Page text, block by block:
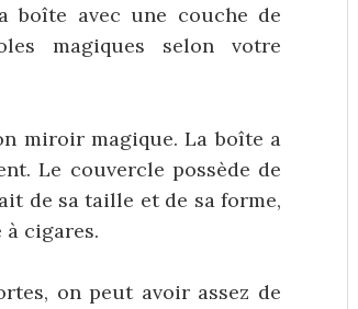
boîte avec une couche de
magiques selon votre
miroir magique. La boîte a
Le couvercle possède de
de sa taille et de sa forme,
cigares.
on peut avoir assez de